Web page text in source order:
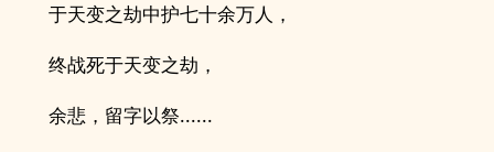
于天变之劫中护七十余万人，
终战死于天变之劫，
余悲，留字以祭......